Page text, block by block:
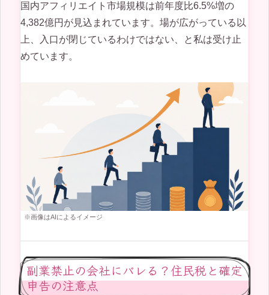
国内アフィリエイト市場規模は前年度比6.5%増の
4,382億円が見込まれています。場が広がっている以
上、入口が閉じているわけではない、と私は受け止
めています。
※画像はAIによるイメージ
副業禁止の会社にバレる？住民税と確定
申告の注意点